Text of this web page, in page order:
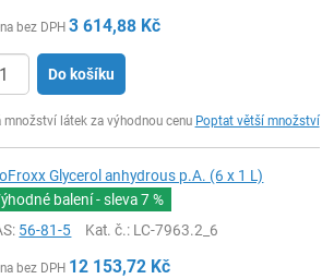
bez DPH 3 614,88 Kč
Do košíku
množství látek za výhodnou cenu Poptat větší množství
Glycerol anhydrous p.A. (6 x 1 L)
balení - sleva7 %
56-81-5 Kat. č.: LC-7963.2_6
bez DPH 12 153,72 Kč